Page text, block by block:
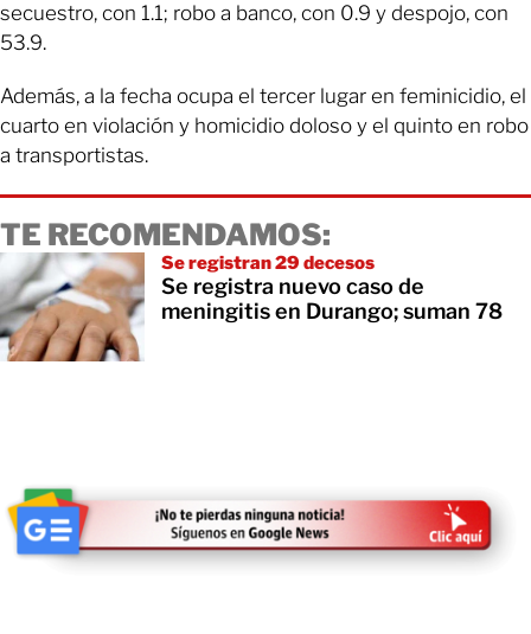
secuestro, con 1.1; robo a banco, con 0.9 y despojo, con
53.9.
Además, a la fecha ocupa el tercer lugar en feminicidio, el
cuarto en violación y homicidio doloso y el quinto en robo
a transportistas.
TE RECOMENDAMOS:
Se registran 29 decesos
Se registra nuevo caso de
meningitis en Durango; suman 78